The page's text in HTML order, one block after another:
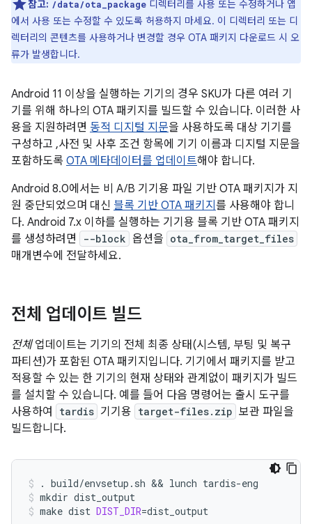
참고: /data/ota_package 디렉터리를 사용 또는 수정하거나 앱
에서 사용 또는 수정할 수 있도록 허용하지 마세요. 이 디렉터리 또는 디
렉터리의 콘텐츠를 사용하거나 변경할 경우 OTA 패키지 다운로드 시 오
류가 발생합니다.
Android 11 이상을 실행하는 기기의 경우 SKU가 다른 여러 기
기를 위해 하나의 OTA 패키지를 빌드할 수 있습니다. 이러한 사
용을 지원하려면 동적 디지털 지문을 사용하도록 대상 기기를
구성하고 ,사전 및 사후 조건 항목에 기기 이름과 디지털 지문을
포함하도록 OTA 메타데이터를 업데이트해야 합니다.
Android 8.0에서는 비 A/B 기기용 파일 기반 OTA 패키지가 지
원 중단되었으며 대신 블록 기반 OTA 패키지 를 사용해야 합니
다. Android 7.x 이하를 실행하는 기기용 블록 기반 OTA 패키지
를 생성하려면
--block 옵션을 ota_from_target_files
매개변수에 전달하세요.
전체 업데이트 빌드
전체업데이트는 기기의 전체 최종 상태(시스템, 부팅 및 복구
파티션)가 포함된 OTA 패키지입니다. 기기에서 패키지를 받고
적용할 수 있는 한 기기의 현재 상태와 관계없이 패키지가 빌드
를 설치할 수 있습니다. 예를 들어 다음 명령어는 출시 도구를
사용하여
tardis 기기용 target-files.zip 보관 파일을
빌드합니다.
. build/envsetup.sh && lunch tardis-eng
mkdir dist_output
make dist DIST_DIR=dist_output